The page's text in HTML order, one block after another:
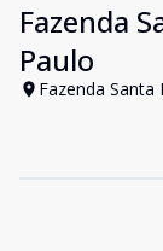
Fazenda
Paulo
Fazenda Santa